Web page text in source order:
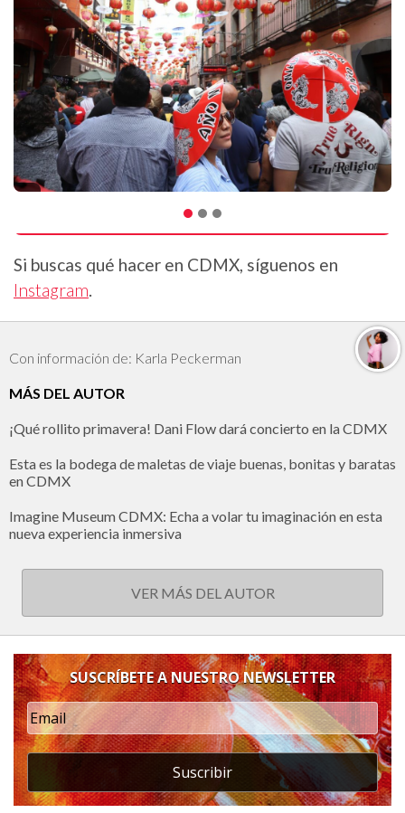
Si buscas qué hacer en CDMX, síguenos en
Instagram.
Con información de: Karla Peckerman
MÁS DEL AUTOR
¡Qué rollito primavera! Dani Flow dará concierto en la CDMX
Esta es la bodega de maletas de viaje buenas, bonitas y baratas
en CDMX
Imagine Museum CDMX: Echa a volar tu imaginación en esta
nueva experiencia inmersiva
VER MÁS DEL AUTOR
SUSCRÍBETE A NUESTRO NEWSLETTER
Suscribir